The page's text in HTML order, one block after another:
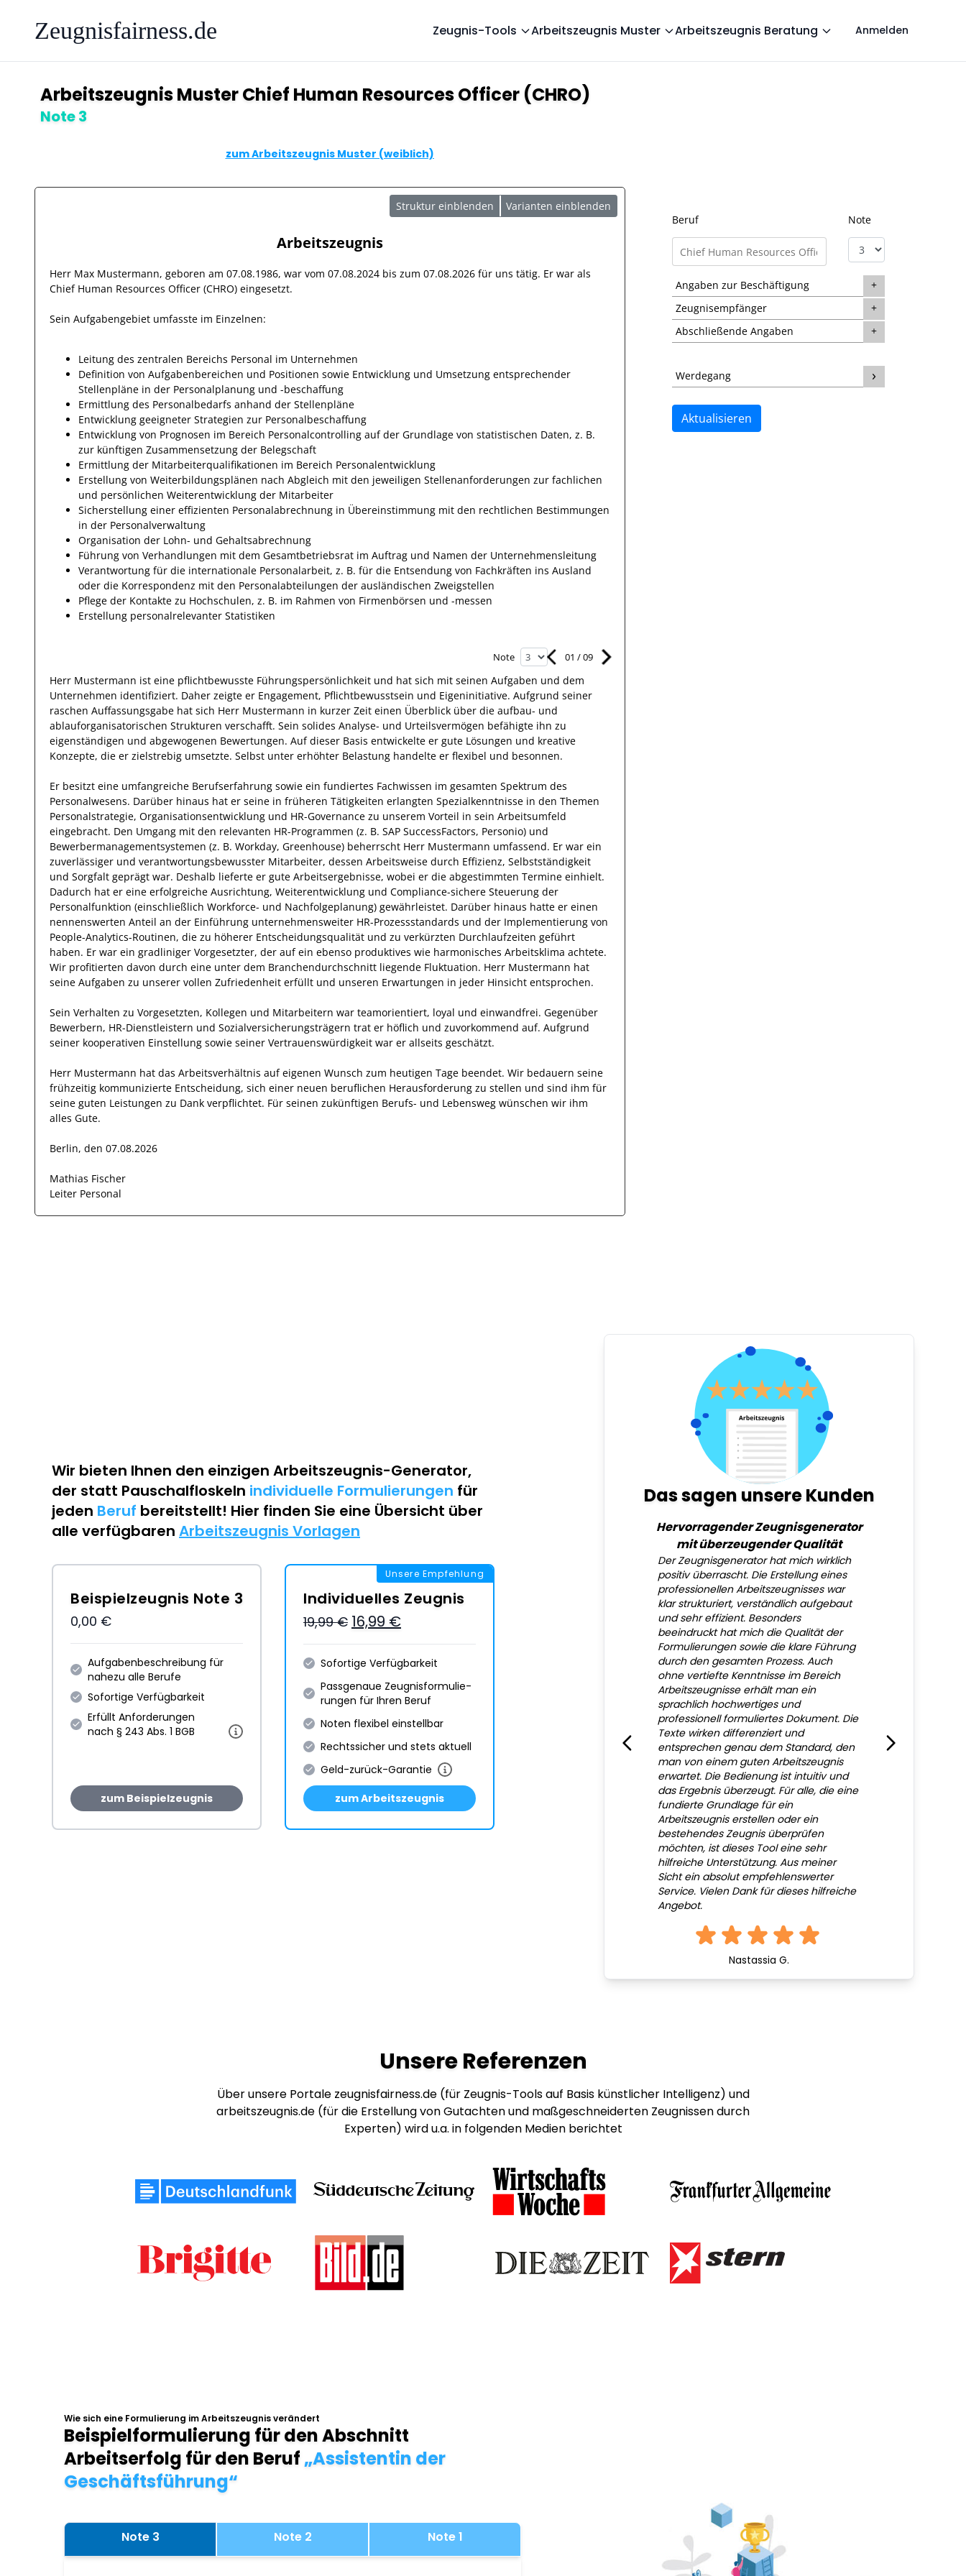
Zeugnisfairness.de Zeugnis-Tools Arbeitszeugnis Muster Arbeitszeugnis Beratung Anmelden
Arbeitszeugnis Muster Chief Human Resources Officer (CHRO)
Note 3
zum Arbeitszeugnis Muster (weiblich)
Struktur einblenden Varianten einblenden
Arbeitszeugnis
Herr Max Mustermann, geboren am 07.08.1986, war vom 07.08.2024 bis zum 07.08.2026 für uns tätig. Er war als
Chief Human Resources Officer (CHRO) eingesetzt.
Sein Aufgabengebiet umfasste im Einzelnen:
Leitung des zentralen Bereichs Personal im Unternehmen
Definition von Aufgabenbereichen und Positionen sowie Entwicklung und Umsetzung entsprechender
Stellenpläne in der Personalplanung und -beschaffung
Ermittlung des Personalbedarfs anhand der Stellenpläne
Entwicklung geeigneter Strategien zur Personalbeschaffung
Entwicklung von Prognosen im Bereich Personalcontrolling auf der Grundlage von statistischen Daten, z. B.
zur künftigen Zusammensetzung der Belegschaft
Ermittlung der Mitarbeiterqualifikationen im Bereich Personalentwicklung
Erstellung von Weiterbildungsplänen nach Abgleich mit den jeweiligen Stellenanforderungen zur fachlichen
und persönlichen Weiterentwicklung der Mitarbeiter
Sicherstellung einer effizienten Personalabrechnung in Übereinstimmung mit den rechtlichen Bestimmungen
in der Personalverwaltung
Organisation der Lohn- und Gehaltsabrechnung
Führung von Verhandlungen mit dem Gesamtbetriebsrat im Auftrag und Namen der Unternehmensleitung
Verantwortung für die internationale Personalarbeit, z. B. für die Entsendung von Fachkräften ins Ausland
oder die Korrespondenz mit den Personalabteilungen der ausländischen Zweigstellen
Pflege der Kontakte zu Hochschulen, z. B. im Rahmen von Firmenbörsen und -messen
Erstellung personalrelevanter Statistiken
Note 01 /09
Herr Mustermann ist eine pflichtbewusste Führungspersönlichkeit und hat sich mit seinen Aufgaben und dem
Unternehmen identifiziert. Daher zeigte er Engagement, Pflichtbewusstsein und Eigeninitiative. Aufgrund seiner
raschen Auffassungsgabe hat sich Herr Mustermann in kurzer Zeit einen Überblick über die aufbau- und
ablauforganisatorischen Strukturen verschafft. Sein solides Analyse- und Urteilsvermögen befähigte ihn zu
eigenständigen und abgewogenen Bewertungen. Auf dieser Basis entwickelte er gute Lösungen und kreative
Konzepte, die er zielstrebig umsetzte. Selbst unter erhöhter Belastung handelte er flexibel und besonnen.
Er besitzt eine umfangreiche Berufserfahrung sowie ein fundiertes Fachwissen im gesamten Spektrum des
Personalwesens. Darüber hinaus hat er seine in früheren Tätigkeiten erlangten Spezialkenntnisse in den Themen
Personalstrategie, Organisationsentwicklung und HR-Governance zu unserem Vorteil in sein Arbeitsumfeld
eingebracht. Den Umgang mit den relevanten HR-Programmen (z. B. SAP SuccessFactors, Personio) und
Bewerbermanagementsystemen (z. B. Workday, Greenhouse) beherrscht Herr Mustermann umfassend. Er war ein
zuverlässiger und verantwortungsbewusster Mitarbeiter, dessen Arbeitsweise durch Effizienz, Selbstständigkeit
und Sorgfalt geprägt war. Deshalb lieferte er gute Arbeitsergebnisse, wobei er die abgestimmten Termine einhielt.
Dadurch hat er eine erfolgreiche Ausrichtung, Weiterentwicklung und Compliance-sichere Steuerung der
Personalfunktion (einschließlich Workforce- und Nachfolgeplanung) gewährleistet. Darüber hinaus hatte er einen
nennenswerten Anteil an der Einführung unternehmensweiter HR-Prozessstandards und der Implementierung von
People-Analytics-Routinen, die zu höherer Entscheidungsqualität und zu verkürzten Durchlaufzeiten geführt
haben. Er war ein gradliniger Vorgesetzter, der auf ein ebenso produktives wie harmonisches Arbeitsklima achtete.
Wir profitierten davon durch eine unter dem Branchendurchschnitt liegende Fluktuation. Herr Mustermann hat
seine Aufgaben zu unserer vollen Zufriedenheit erfüllt und unseren Erwartungen in jeder Hinsicht entsprochen.
Sein Verhalten zu Vorgesetzten, Kollegen und Mitarbeitern war teamorientiert, loyal und einwandfrei. Gegenüber
Bewerbern, HR-Dienstleistern und Sozialversicherungsträgern trat er höflich und zuvorkommend auf. Aufgrund
seiner kooperativen Einstellung sowie seiner Vertrauenswürdigkeit war er allseits geschätzt.
Herr Mustermann hat das Arbeitsverhältnis auf eigenen Wunsch zum heutigen Tage beendet. Wir bedauern seine
frühzeitig kommunizierte Entscheidung, sich einer neuen beruflichen Herausforderung zu stellen und sind ihm für
seine guten Leistungen zu Dank verpflichtet. Für seinen zukünftigen Berufs- und Lebensweg wünschen wir ihm
alles Gute.
Berlin, den 07.08.2026
Mathias Fischer
Leiter Personal
Beruf Note
Angaben zur Beschäftigung
Zeugnisempfänger
Abschließende Angaben
Werdegang
Aktualisieren
Wir bieten Ihnen den einzigen Arbeitszeugnis-Generator,
der statt Pauschalfloskeln individuelle Formulierungen für
jeden Beruf bereitstellt! Hier finden Sie eine Übersicht über
alle verfügbaren Arbeitszeugnis Vorlagen
Beispielzeugnis Note 3
0,00 €
Aufgabenbeschreibung für
nahezu alle Berufe
Sofortige Verfügbarkeit
Erfüllt Anforderungen
nach § 243 Abs. 1 BGB
zum Beispielzeugnis
Unsere Empfehlung
Individuelles Zeugnis
19,99 € 16,99 €
Sofortige Verfügbarkeit
Passgenaue Zeugnis­formulie­
rungen für Ihren Beruf
Noten flexibel einstellbar
Rechtssicher und stets aktuell
Geld-zurück-Garantie
zum Arbeitszeugnis
Das sagen unsere Kunden
Hervorragender Zeugnisgenerator
mit überzeugender Qualität
Der Zeugnisgenerator hat mich wirklich
positiv überrascht. Die Erstellung eines
professionellen Arbeitszeugnisses war
klar strukturiert, verständlich aufgebaut
und sehr effizient. Besonders
beeindruckt hat mich die Qualität der
Formulierungen sowie die klare Führung
durch den gesamten Prozess. Auch
ohne vertiefte Kenntnisse im Bereich
Arbeitszeugnisse erhält man ein
sprachlich hochwertiges und
professionell formuliertes Dokument. Die
Texte wirken differenziert und
entsprechen genau dem Standard, den
man von einem guten Arbeitszeugnis
erwartet. Die Bedienung ist intuitiv und
das Ergebnis überzeugt. Für alle, die eine
fundierte Grundlage für ein
Arbeitszeugnis erstellen oder ein
bestehendes Zeugnis überprüfen
möchten, ist dieses Tool eine sehr
hilfreiche Unterstützung. Aus meiner
Sicht ein absolut empfehlenswerter
Service. Vielen Dank für dieses hilfreiche
Angebot.
Nastassia G.
Unsere Referenzen
Über unsere Portale zeugnisfairness.de (für Zeugnis-Tools auf Basis künstlicher Intelligenz) und
arbeitszeugnis.de (für die Erstellung von Gutachten und maßgeschneiderten Zeugnissen durch
Experten) wird u.a. in folgenden Medien berichtet
Wie sich eine Formulierung im Arbeitszeugnis verändert
Beispielformulierung für den Abschnitt
Arbeitserfolg für den Beruf „Assistentin der
Geschäftsführung“
Note 3 Note 2 Note 1